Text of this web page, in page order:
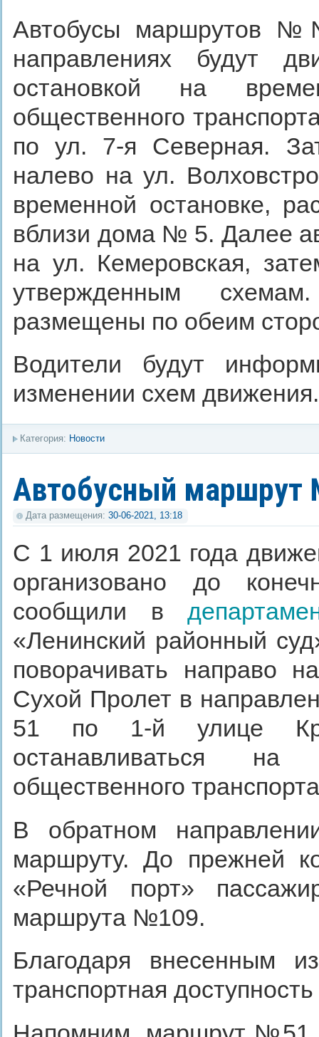
Автобусы маршрутов
направлениях будут
остановкой на
общественного
по ул. 7-я Северная.
налево на ул.
временной остановке,
вблизи дома № 5. Далее
на ул. Кемеровская,
утвержденным
размещены по обеим
Водители будут
изменении схем движения.
Категория: Новости
Автобусный маршрут
Дата размещения: 30-06-2021, 13:18
С 1 июля 2021 года
организовано до
сообщили в
«Ленинский районный
поворачивать направо
Сухой Пролет в
51 по 1-й улице
останавливаться
общественного
В обратном
маршруту. До прежней
«Речной порт»
маршрута №109.
Благодаря внесенным
транспортная